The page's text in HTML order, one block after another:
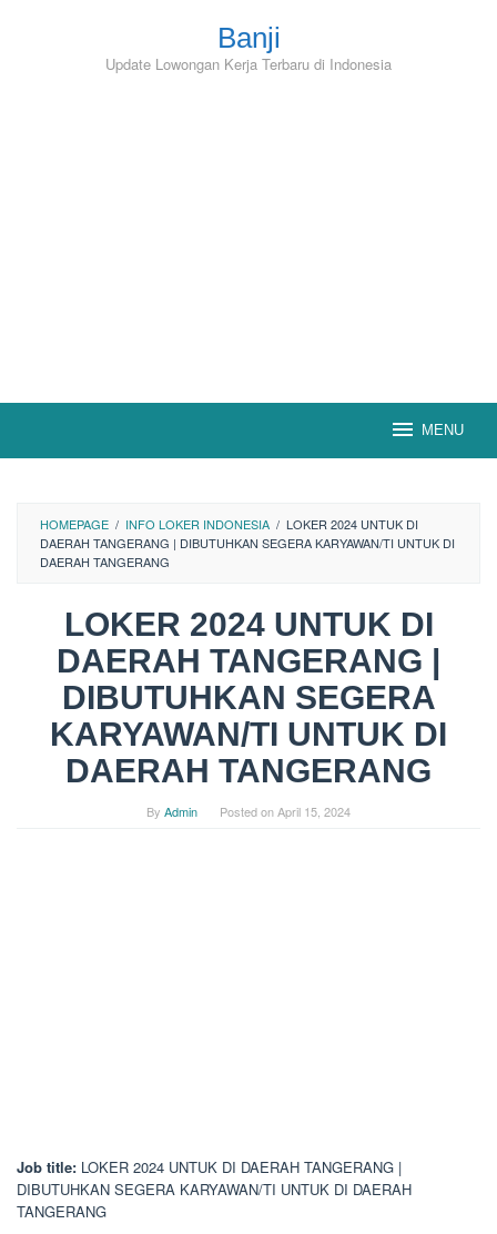
Banji
Update Lowongan Kerja Terbaru di Indonesia
MENU
HOMEPAGE / INFO LOKER INDONESIA / LOKER 2024 UNTUK DI
DAERAH TANGERANG | DIBUTUHKAN SEGERA KARYAWAN/TI UNTUK DI
DAERAH TANGERANG
LOKER 2024 UNTUK DI
DAERAH TANGERANG |
DIBUTUHKAN SEGERA
KARYAWAN/TI UNTUK DI
DAERAH TANGERANG
By Admin Posted onApril 15, 2024
Job title: LOKER 2024 UNTUK DI DAERAH TANGERANG |
DIBUTUHKAN SEGERA KARYAWAN/TI UNTUK DI DAERAH
TANGERANG